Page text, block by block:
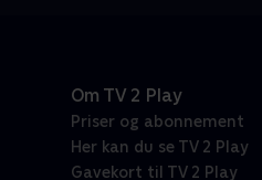
Om TV 2 Play
Priser og abonnement
Her kan du se TV 2 Play
Gavekort til TV 2 Play